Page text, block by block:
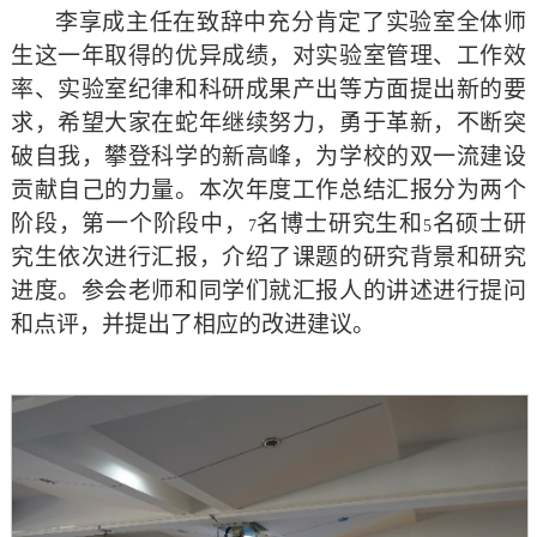
李享成主任在致辞中充分肯定了实验室全体师
生这一年取得的优异成绩，对实验室管理、工作效
率、实验室纪律和科研成果产出等方面提出新的要
求，希望大家在蛇年继续努力，勇于革新，不断突
破自我，攀登科学的新高峰，为学校的双一流建设
贡献自己的力量。本次年度工作总结汇报分为两个
阶段，第一个阶段中，
7名博士研究生和 5名硕士研
究生依次进行汇报，介绍了课题的研究背景和研究
进度。参会老师和同学们就汇报人的讲述进行提问
和点评，并提出了相应的改进建议。